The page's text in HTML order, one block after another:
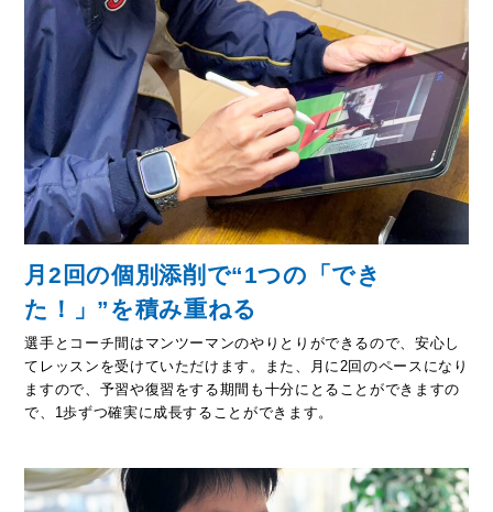
月2回の個別添削で“1つの「でき
た！」”を積み重ねる
選手とコーチ間はマンツーマンのやりとりができるので、安心し
てレッスンを受けていただけます。また、月に2回のペースになり
ますので、予習や復習をする期間も十分にとることができますの
で、1歩ずつ確実に成長することができます。